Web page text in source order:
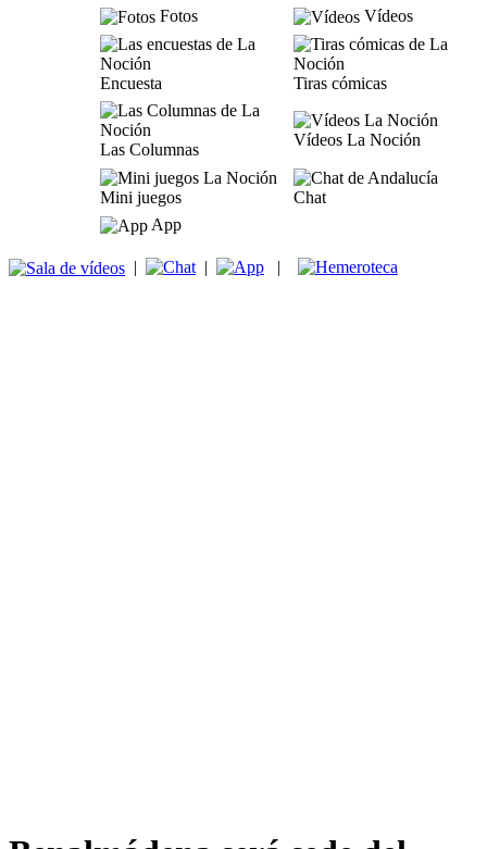
Fotos
Vídeos
Encuesta Tiras cómicas
Las Columnas
Vídeos La Noción
Mini juegos
Chat
App
| | |